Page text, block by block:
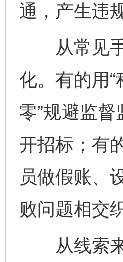
通，产生违
从常见手
化。有的用
零”规避监
开招标；有
员做假账、
败问题相交
从线索来